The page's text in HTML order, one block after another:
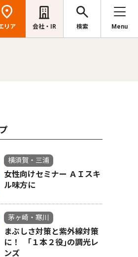
リア 会社・IR 検索 Menu
横須賀・三浦
女性向けセミナー ＡＩスキ
ル味方に
茅ヶ崎・寒川
まぶしさ対策と紫外線対策
に！ ｢１本２役｣の調光レ
ンズ